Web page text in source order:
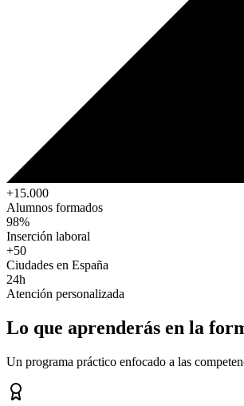
+15.000
Alumnos formados
98%
Inserción laboral
+50
Ciudades en España
24h
Atención personalizada
Lo que aprenderás en la
Un programa práctico enfocado a las